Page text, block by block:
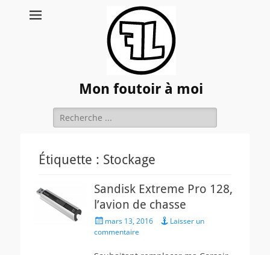
Mon foutoir à moi
Rechercher :
Étiquette : Stockage
Sandisk Extreme Pro 128,
l’avion de chasse
Posted
on
mars 13, 2016
Laisser un
commentaire